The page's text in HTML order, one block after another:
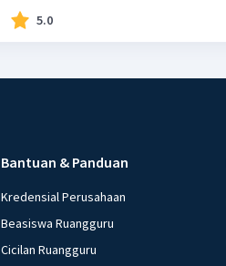
5.0
Bantuan & Panduan
Kredensial Perusahaan
Beasiswa Ruangguru
Cicilan Ruangguru